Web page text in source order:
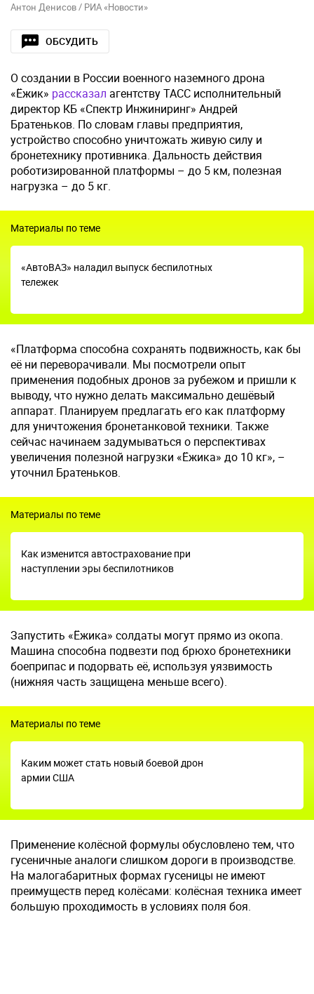
Антон Денисов / РИА «Новости»
ОБСУДИТЬ
О создании в России военного наземного дрона
«Ёжик» рассказал агентству ТАСС исполнительный
директор КБ «Спектр Инжиниринг» Андрей
Братеньков. По словам главы предприятия,
устройство способно уничтожать живую силу и
бронетехнику противника. Дальность действия
роботизированной платформы – до 5 км, полезная
нагрузка – до 5 кг.
Материалы по теме
«АвтоВАЗ» наладил выпуск беспилотных
тележек
«Платформа способна сохранять подвижность, как бы
её ни переворачивали. Мы посмотрели опыт
применения подобных дронов за рубежом и пришли к
выводу, что нужно делать максимально дешёвый
аппарат. Планируем предлагать его как платформу
для уничтожения бронетанковой техники. Также
сейчас начинаем задумываться о перспективах
увеличения полезной нагрузки «Ёжика» до 10 кг», –
уточнил Братеньков.
Материалы по теме
Как изменится автострахование при
наступлении эры беспилотников
Запустить «Ёжика» солдаты могут прямо из окопа.
Машина способна подвезти под брюхо бронетехники
боеприпас и подорвать её, используя уязвимость
(нижняя часть защищена меньше всего).
Материалы по теме
Каким может стать новый боевой дрон
армии США
Применение колёсной формулы обусловлено тем, что
гусеничные аналоги слишком дороги в производстве.
На малогабаритных формах гусеницы не имеют
преимуществ перед колёсами: колёсная техника имеет
большую проходимость в условиях поля боя.